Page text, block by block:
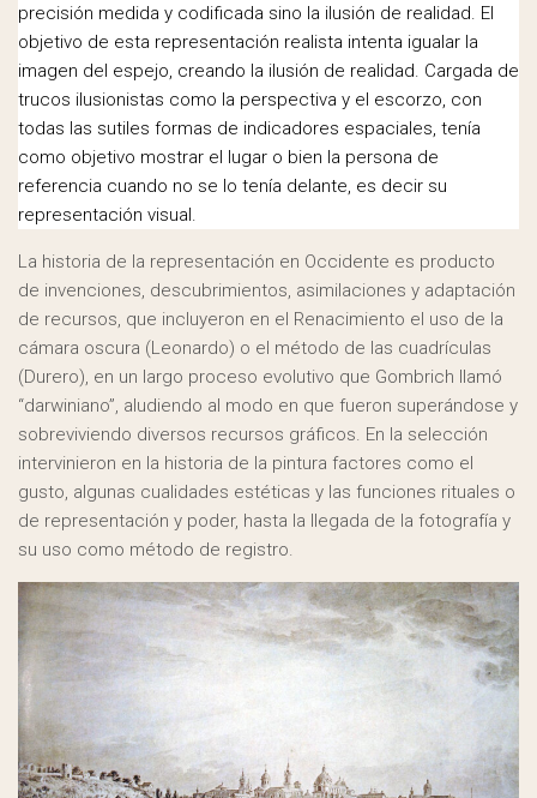
precisión medida y codificada sino la ilusión de realidad. El
objetivo de esta representación realista intenta igualar la
imagen del espejo, creando la ilusión de realidad. Cargada de
trucos ilusionistas como la perspectiva y el escorzo, con
todas las sutiles formas de indicadores espaciales, tenía
como objetivo mostrar el lugar o bien la persona de
referencia cuando no se lo tenía delante, es decir su
representación visual.
La historia de la representación en Occidente es producto
de invenciones, descubrimientos, asimilaciones y adaptación
de recursos, que incluyeron en el Renacimiento el uso de la
cámara oscura (Leonardo) o el método de las cuadrículas
(Durero), en un largo proceso evolutivo que Gombrich llamó
“darwiniano”, aludiendo al modo en que fueron superándose y
sobreviviendo diversos recursos gráficos. En la selección
intervinieron en la historia de la pintura factores como el
gusto, algunas cualidades estéticas y las funciones rituales o
de representación y poder, hasta la llegada de la fotografía y
su uso como método de registro.